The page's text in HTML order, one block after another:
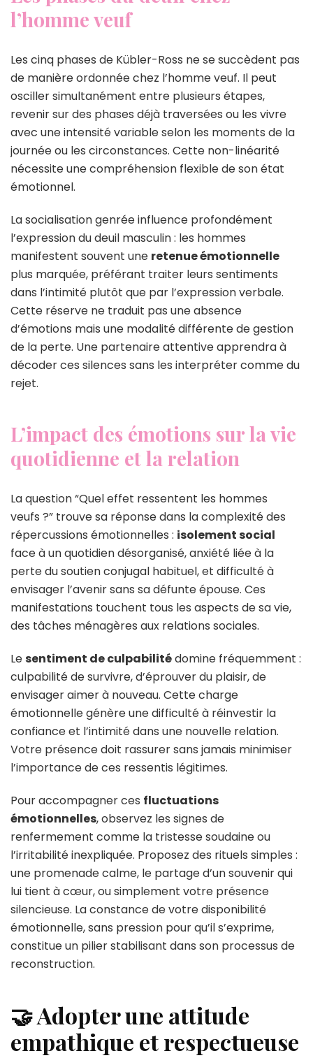
l’homme veuf
Les cinq phases de Kübler-Ross ne se succèdent pas
de manière ordonnée chez l’homme veuf. Il peut
osciller simultanément entre plusieurs étapes,
revenir sur des phases déjà traversées ou les vivre
avec une intensité variable selon les moments de la
journée ou les circonstances. Cette non-linéarité
nécessite une compréhension flexible de son état
émotionnel.
La socialisation genrée influence profondément
l’expression du deuil masculin : les hommes
manifestent souvent une retenue émotionnelle
plus marquée, préférant traiter leurs sentiments
dans l’intimité plutôt que par l’expression verbale.
Cette réserve ne traduit pas une absence
d’émotions mais une modalité différente de gestion
de la perte. Une partenaire attentive apprendra à
décoder ces silences sans les interpréter comme du
rejet.
L’impact des émotions sur la vie
quotidienne et la relation
La question “Quel effet ressentent les hommes
veufs ?” trouve sa réponse dans la complexité des
répercussions émotionnelles : isolement social
face à un quotidien désorganisé, anxiété liée à la
perte du soutien conjugal habituel, et difficulté à
envisager l’avenir sans sa défunte épouse. Ces
manifestations touchent tous les aspects de sa vie,
des tâches ménagères aux relations sociales.
Lesentiment de culpabilitédomine fréquemment :
culpabilité de survivre, d’éprouver du plaisir, de
envisager aimer à nouveau. Cette charge
émotionnelle génère une difficulté à réinvestir la
confiance et l’intimité dans une nouvelle relation.
Votre présence doit rassurer sans jamais minimiser
l’importance de ces ressentis légitimes.
Pour accompagner ces fluctuations
émotionnelles, observez les signes de
renfermement comme la tristesse soudaine ou
l’irritabilité inexpliquée. Proposez des rituels simples :
une promenade calme, le partage d’un souvenir qui
lui tient à cœur, ou simplement votre présence
silencieuse. La constance de votre disponibilité
émotionnelle, sans pression pour qu’il s’exprime,
constitue un pilier stabilisant dans son processus de
reconstruction.
🤝 Adopter une attitude
empathique et respectueuse